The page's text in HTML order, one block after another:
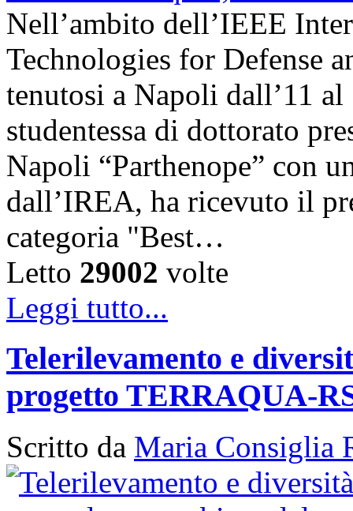
Nell’ambito dell’IEEE
Technologies for Defense
tenutosi a Napoli dall’11
studentessa di dottorato
Napoli “Parthenope” con
dall’IREA, ha ricevuto il
categoria "Best…
Letto 29002 volte
Leggi tutto...
Telerilevamento e
progetto TERRAQUA-
Scritto da Maria Consiglia